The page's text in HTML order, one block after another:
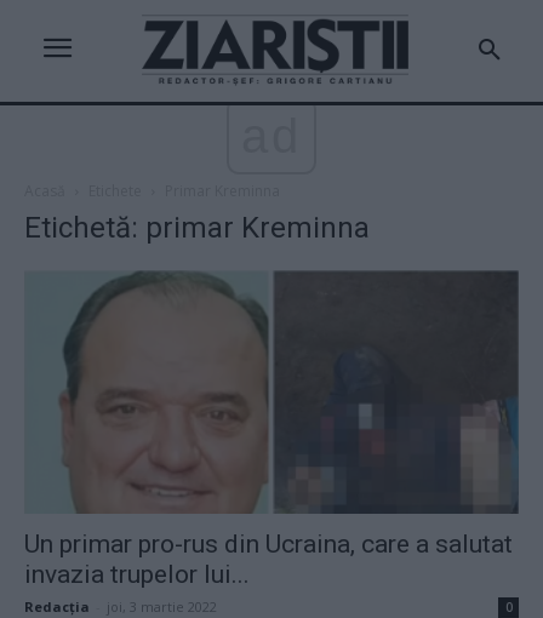
Etichetă: primar Kreminna
Un primar pro-rus din Ucraina, care a salutat
invazia trupelor lui...
Redacţia joi, 3 martie 2022 0